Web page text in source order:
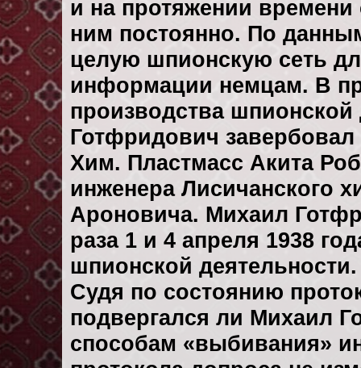
и на протяжении времени
ним постоянно. По
целую шпионскую сеть
информации немцам. В
производства
Готфридович
Хим. Пластмасс Акита
инженера Лисичанского
Ароновича. Михаил
раза 1 и 4 апреля 1938
шпионской
Судя по состоянию
подвергался ли Михаил
способам «выбивания»